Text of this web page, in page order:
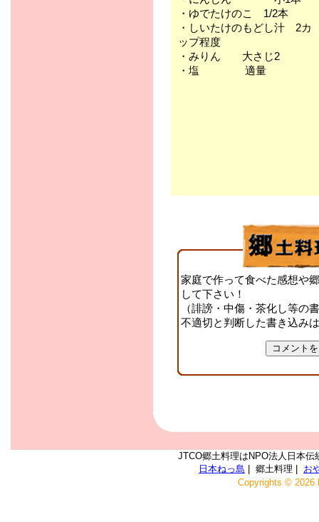
・ゆでたけのこ 1/2本
・しいたけのもどし汁 2カ
ップ程度
・みりん 大さじ2
・塩 適量
家庭で作って食べた感想や
して下さい！
（誹謗・中傷・茶化し等の
不適切と判断した書き込み
JTCO郷土料理はNPO法人日本
日本ねっ島 | 郷土料理 | お
Copyrights © 2026